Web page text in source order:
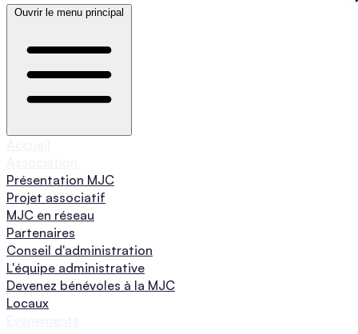
Ouvrir le menu principal
Présentation MJC
Projet associatif
MJC en réseau
Partenaires
Conseil d'administration
L'équipe administrative
Devenez bénévoles à la MJC
Locaux